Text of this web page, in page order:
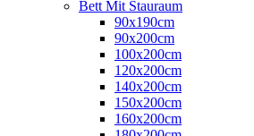
Bett Mit Stauraum
90x190cm
90x200cm
100x200cm
120x200cm
140x200cm
150x200cm
160x200cm